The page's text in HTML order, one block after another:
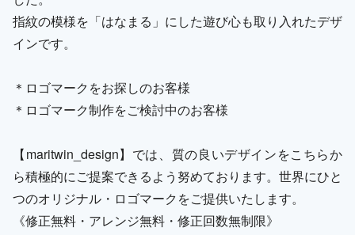
指紋の模様を「はなまる」にした遊び心も取り入れたデザ
インです。
＊ロゴマークをお探しのお客様
＊ロゴマーク制作をご検討中のお客様
【maritwin_design】では、質の良いデザインをこちらか
ら積極的にご提案できるよう努めております。世界にひと
つのオリジナル・ロゴマークをご提供いたします。
《修正無料・アレンジ無料・修正回数無制限》